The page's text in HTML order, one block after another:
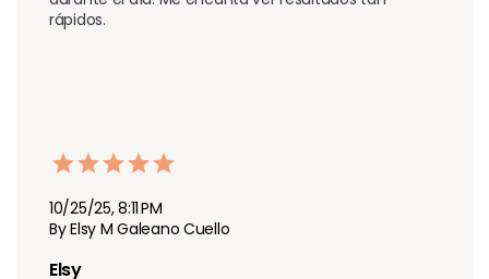
rápidos.
10/25/25, 8:11 PM
By Elsy M Galeano Cuello
Elsy